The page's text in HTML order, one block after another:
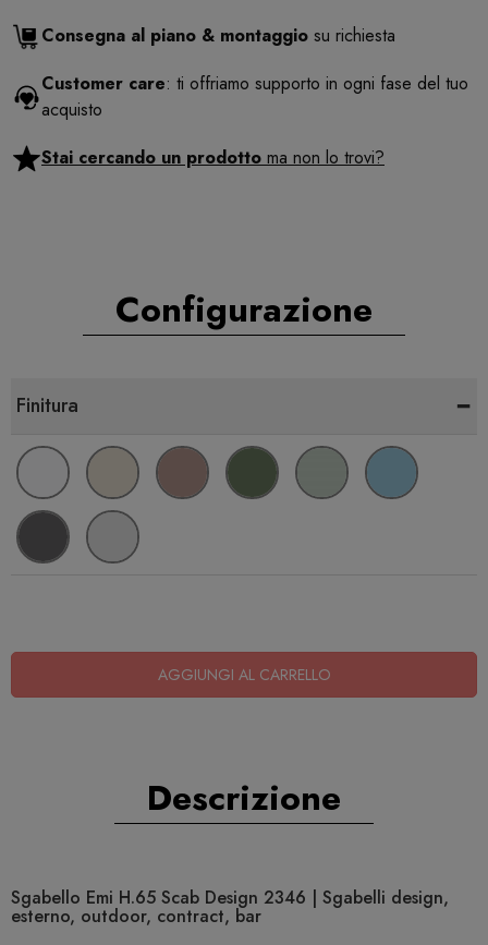
Consegna al piano & montaggio su richiesta
Customer care: ti offriamo supporto in ogni fase del tuo
acquisto
Stai cercando un prodotto ma non lo trovi?
Configurazione
Finitura -
AGGIUNGI AL CARRELLO
Descrizione
Sgabello Emi H.65 Scab Design 2346 | Sgabelli design,
esterno, outdoor, contract, bar